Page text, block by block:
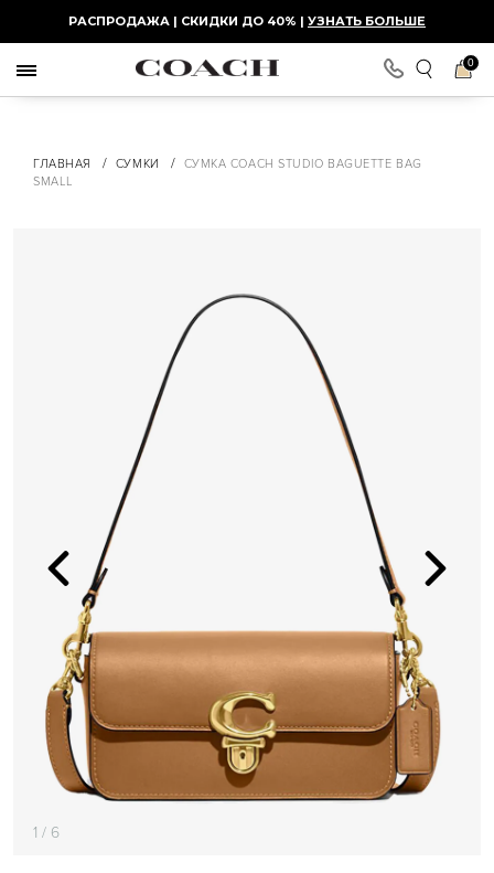
РАСПРОДАЖА | СКИДКИ ДО 40% | УЗНАТЬ БОЛЬШЕ
0
ГЛАВНАЯ / СУМКИ /
СУМКА COACH STUDIO BAGUETTE BAG
SMALL
1 / 6